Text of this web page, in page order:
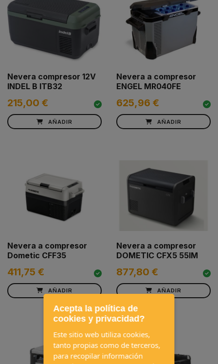
Nevera compresor 12V
INDEL B ITB32
215,00 €
AÑADIR
Nevera a compresor
ENGEL MR040FE
625,96 €
AÑADIR
Nevera a compresor
Dometic CFF35
411,75 €
AÑADIR
Nevera a compresor
DOMETIC CFX5 55IM
877,80 €
AÑADIR
Acepta la política de
cookies y privacidad?
Este sitio web utiliza cookies,
tanto propias como de terceros,
para recopilar información